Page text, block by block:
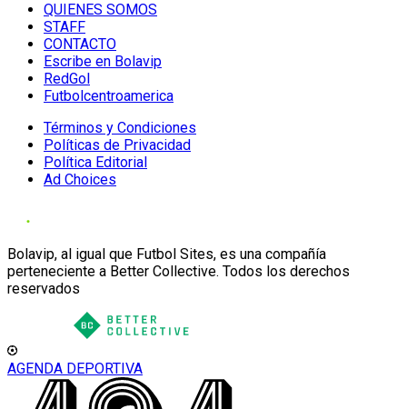
QUIENES SOMOS
STAFF
CONTACTO
Escribe en Bolavip
RedGol
Futbolcentroamerica
Términos y Condiciones
Políticas de Privacidad
Política Editorial
Ad Choices
Bolavip, al igual que Futbol Sites, es una compañía
perteneciente a Better Collective. Todos los derechos
reservados
AGENDA DEPORTIVA